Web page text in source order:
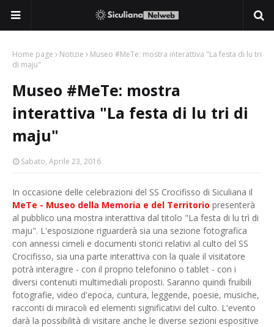
Home page Notizie
Museo #MeTe: mostra interattiva "La festa di lu tri
di maju"
Museo #MeTe: mostra
interattiva "La festa di lu tri di
maju"
Sabato, Aprile 23, 2016
In occasione delle celebrazioni del SS Crocifisso di Siculiana il
MeTe - Museo della Memoria e del Territorio presenterà
al pubblico una mostra interattiva dal titolo "La festa di lu trì di
maju". L'esposizione riguarderà sia una sezione fotografica
con annessi cimeli e documenti storici relativi al culto del SS
Crocifisso, sia una parte interattiva con la quale il visitatore
potrà interagire - con il proprio telefonino o tablet - con i
diversi contenuti multimediali proposti. Saranno quindi fruibili
fotografie, video d'epoca, cuntura, leggende, poesie, musiche,
racconti di miracoli ed elementi significativi del culto. L'evento
darà la possibilità di visitare anche le diverse sezioni espositive